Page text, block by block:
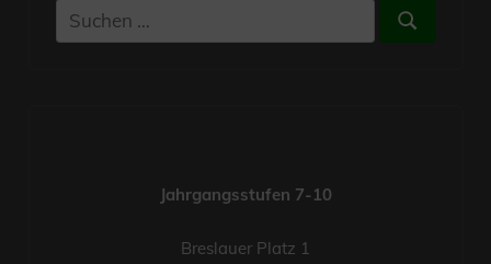
Suchen
nach:
Suchen
Jahrgangsstufen 7-10
Breslauer Platz 1